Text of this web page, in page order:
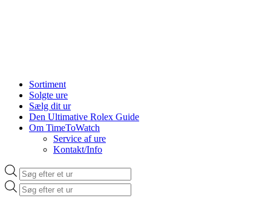
Sortiment
Solgte ure
Sælg dit ur
Den Ultimative Rolex Guide
Om TimeToWatch
Service af ure
Kontakt/Info
Products
search
Products
search